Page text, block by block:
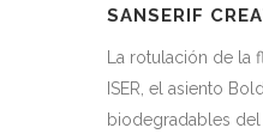
SANSERIF
La rotulación de la
ISER, el asiento
biodegradables